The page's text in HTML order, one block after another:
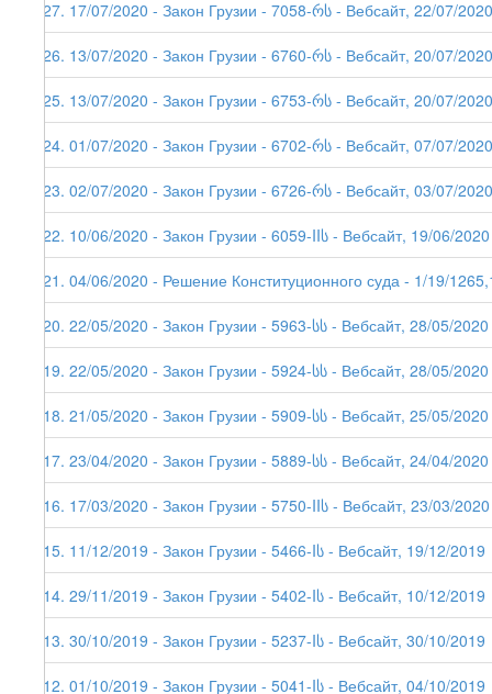
227. 17/07/2020 - Закон Грузии - 7058-რს - Вебсайт, 22/07/2020
226. 13/07/2020 - Закон Грузии - 6760-რს - Вебсайт, 20/07/2020
225. 13/07/2020 - Закон Грузии - 6753-რს - Вебсайт, 20/07/2020
224. 01/07/2020 - Закон Грузии - 6702-რს - Вебсайт, 07/07/2020
223. 02/07/2020 - Закон Грузии - 6726-რს - Вебсайт, 03/07/2020
222. 10/06/2020 - Закон Грузии - 6059-IIს - Вебсайт, 19/06/2020
221. 04/06/2020 - Решение Конституционного суда - 1/19/
220. 22/05/2020 - Закон Грузии - 5963-სს - Вебсайт, 28/05/2020
219. 22/05/2020 - Закон Грузии - 5924-სს - Вебсайт, 28/05/2020
218. 21/05/2020 - Закон Грузии - 5909-სს - Вебсайт, 25/05/2020
217. 23/04/2020 - Закон Грузии - 5889-სს - Вебсайт, 24/04/2020
216. 17/03/2020 - Закон Грузии - 5750-IIს - Вебсайт, 23/03/2020
215. 11/12/2019 - Закон Грузии - 5466-Iს - Вебсайт, 19/12/2019
214. 29/11/2019 - Закон Грузии - 5402-Iს - Вебсайт, 10/12/2019
213. 30/10/2019 - Закон Грузии - 5237-Iს - Вебсайт, 30/10/2019
212. 01/10/2019 - Закон Грузии - 5041-Iს - Вебсайт, 04/10/2019